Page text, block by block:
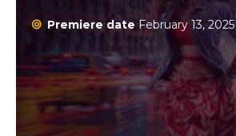
Premiere date February 13, 2025